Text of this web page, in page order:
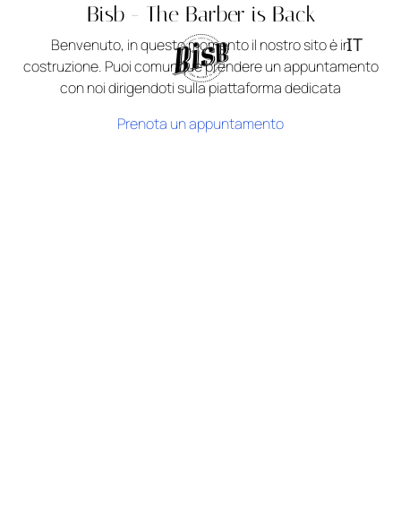
IT
Bisb - The Barber is Back
Benvenuto, in questo momento il nostro sito è in
costruzione. Puoi comunque prendere un appuntamento
con noi dirigendoti sulla piattaforma dedicata
Prenota un appuntamento